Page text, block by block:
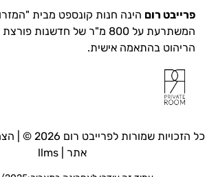
פרייבט רום הינה חנות קונספט מבית
המשתרעת על 800 מ"ר של חדשנות
הריהוט בהתאמה אישית.
כל הזכויות שמורות לפרייבט רום 2026 © |
אתר |
llms